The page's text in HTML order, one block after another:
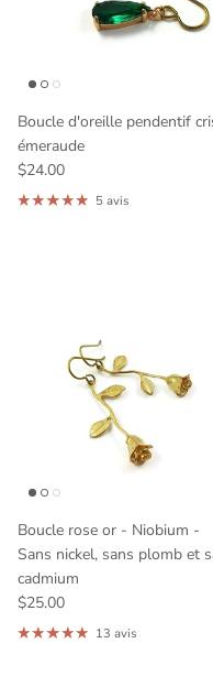
Boucle d'oreille pendentif
émeraude
$24.00
5 avis
Boucle rose or - Niobium -
Sans nickel, sans plomb et
cadmium
$25.00
13 avis